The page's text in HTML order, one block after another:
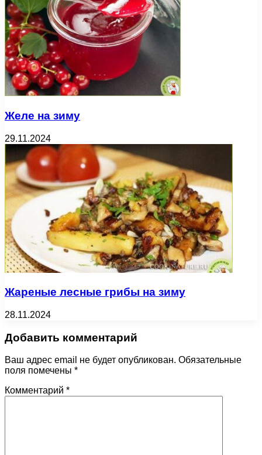
Желе на зиму
29.11.2024
Жареные лесные грибы на зиму
28.11.2024
Добавить комментарий
Ваш адрес email не будет опубликован. Обязательные
поля помечены *
Комментарий *